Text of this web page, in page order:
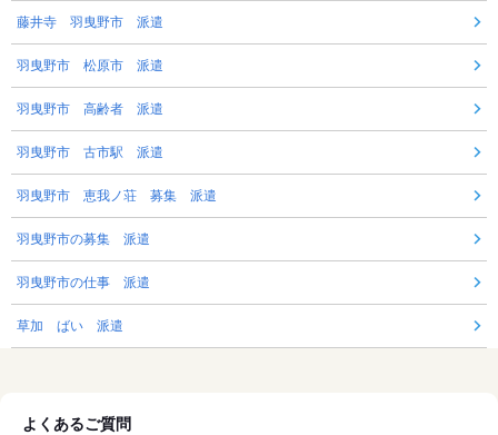
藤井寺 羽曳野市 派遣
羽曳野市 松原市 派遣
羽曳野市 高齢者 派遣
羽曳野市 古市駅 派遣
羽曳野市 恵我ノ荘 募集 派遣
羽曳野市の募集 派遣
羽曳野市の仕事 派遣
草加 ばい 派遣
よくあるご質問